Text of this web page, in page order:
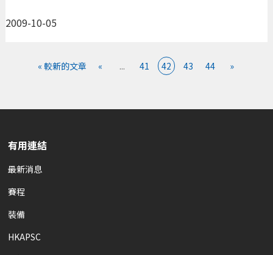
2009-10-05
« 較新的文章 « ... 41 42 43 44 »
有用連結
最新消息
賽程
裝備
HKAPSC